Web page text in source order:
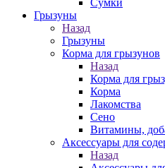
Сумки
Грызуны
Назад
Грызуны
Корма для грызунов
Назад
Корма для
Корма
Лакомства
Сено
Витамины,
Аксессуары для
Назад